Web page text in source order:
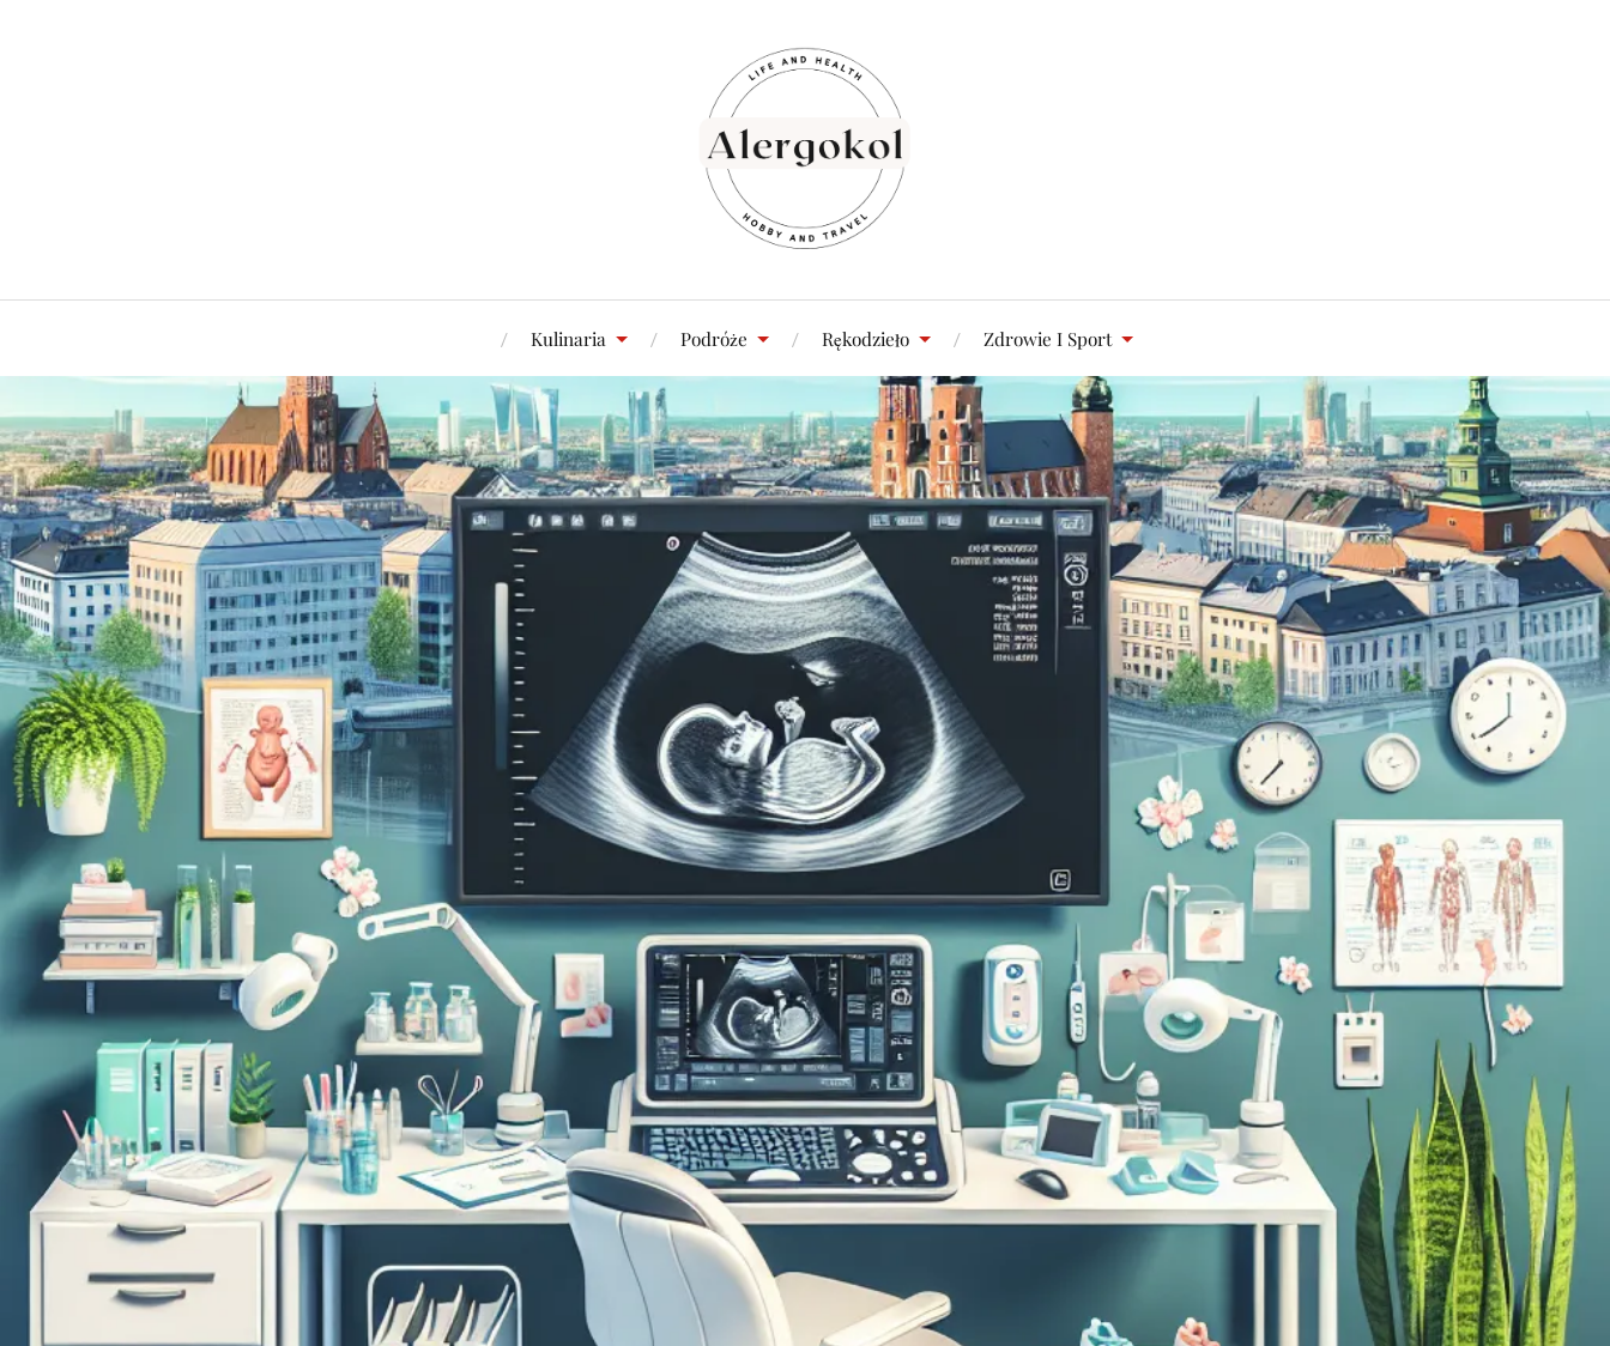
Kulinaria Podróże Rękodzieło Zdrowie I Sport